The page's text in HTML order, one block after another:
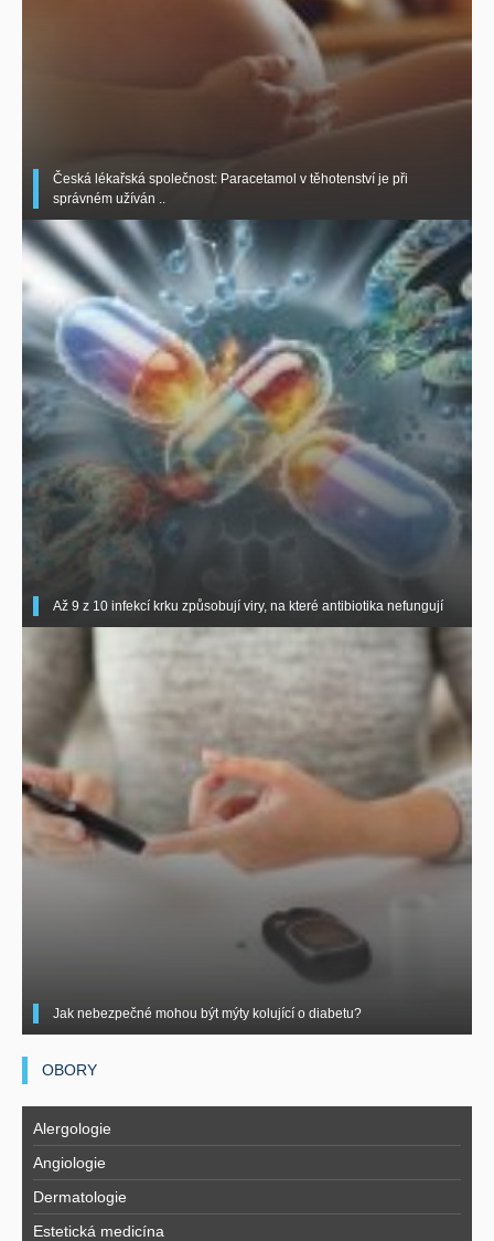
Česká lékařská společnost: Paracetamol v těhotenství je při
správném užíván ..
Až 9 z 10 infekcí krku způsobují viry, na které antibiotika nefungují
Jak nebezpečné mohou být mýty kolující o diabetu?
OBORY
Alergologie
Angiologie
Dermatologie
Estetická medicína